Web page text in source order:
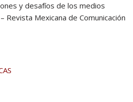
y desafíos de los medios
Revista Mexicana de Comunicación